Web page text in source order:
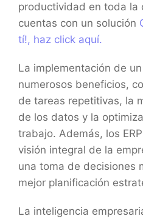
productividad en toda la
cuentas con un solución
tí!, haz click aquí.
La implementación de
numerosos beneficios,
de tareas repetitivas, la
de los datos y la
trabajo. Además, los
visión integral de la
una toma de decisiones
mejor planificación
La inteligencia